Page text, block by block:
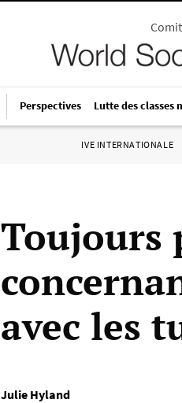
Perspectives Lutte des classes
IVE INTERNATIONALE
Toujours
avec les
Julie Hyland